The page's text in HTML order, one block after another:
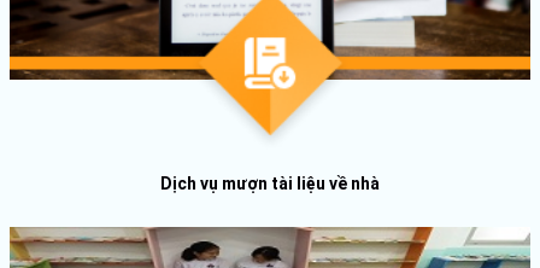
Dịch vụ mượn tài liệu về nhà